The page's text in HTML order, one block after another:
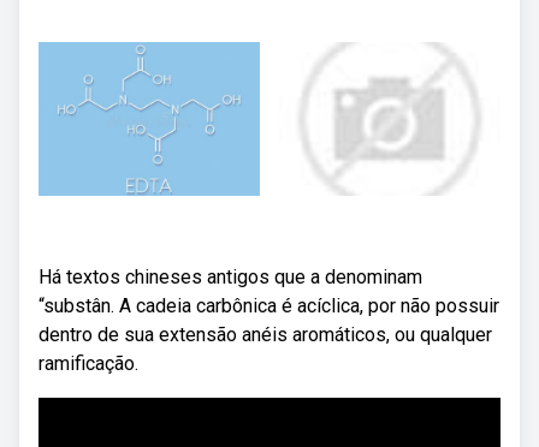
Há textos chineses antigos que a denominam
“substân. A cadeia carbônica é acíclica, por não possuir
dentro de sua extensão anéis aromáticos, ou qualquer
ramificação.